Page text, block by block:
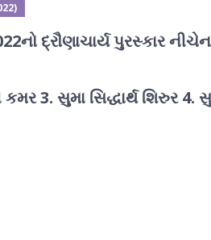
દ્રૌણાચાર્ય પુરસ્કાર
3. સુમા સિદ્ધાર્થ શિરુર 4.